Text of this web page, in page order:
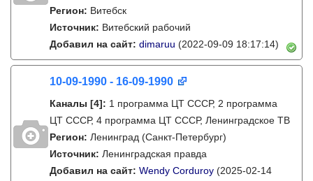
Регион: Витебск
Источник: Витебский рабочий
Добавил на сайт: dimaruu (2022-09-09 18:17:14)
10-09-1990 - 16-09-1990
Каналы [4]: 1 программа ЦТ СССР, 2 программа
ЦТ СССР, 4 программа ЦТ СССР, Ленинградское ТВ
Регион: Ленинград (Санкт-Петербург)
Источник: Ленинградская правда
Добавил на сайт: Wendy Corduroy (2025-02-14